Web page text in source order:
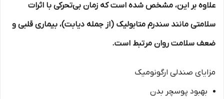
علاوه بر این، مشخص شده است که زمان بی‌تحرکی با اثرات
سلامتی مانند سندرم متابولیک (از جمله دیابت)، بیماری قلبی و
ضعف سلامت روان مرتبط است.
مزایای صندلی ارگونومیک
بهبود پوسچر بدن